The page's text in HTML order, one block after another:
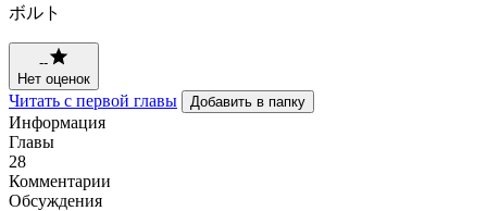
ボルト
--
Нет оценок
Читать с первой главы Добавить в папку
Информация
Главы
28
Комментарии
Обсуждения